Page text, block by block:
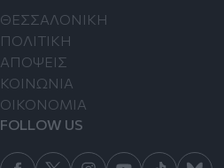
ΘΕΣΣΑΛΟΝΙΚΗ
ΠΟΛΙΤΙΚΗ
ΑΠΟΨΕΙΣ
ΚΟΙΝΩΝΙΑ
ΟΙΚΟΝΟΜΙΑ
FOLLOW US